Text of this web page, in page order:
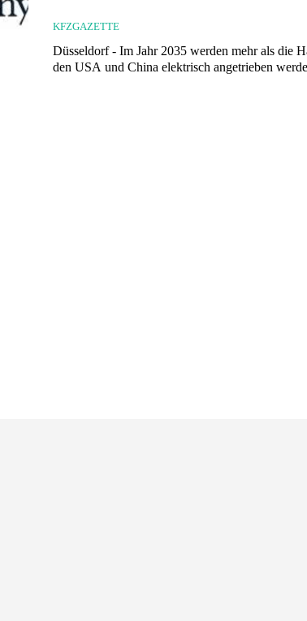
KFZGAZETTE
Düsseldorf - Im Jahr 2035 werden mehr als die
den USA und China elektrisch angetrieben